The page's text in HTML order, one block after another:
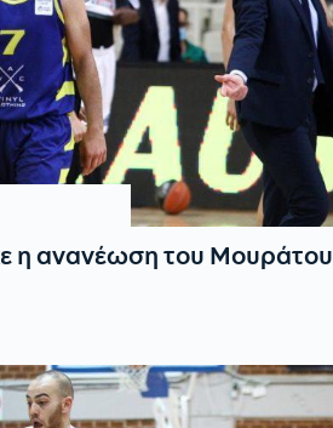
η ανανέωση του Μουράτου